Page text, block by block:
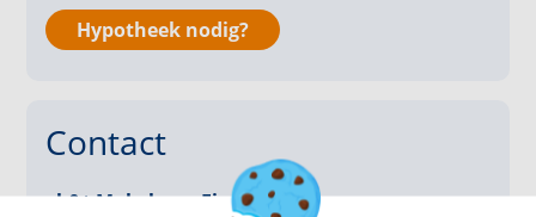
Begane grond:
en voorzien van een modern toilet met urinoir.
Vanuit de hal zijn alle vertrekken toegankelijk.
Hypotheek nodig?
Contact
vb&t Makelaars Eindhoven